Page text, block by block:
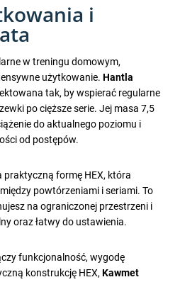
i
w treningu domowym,
użytkowanie.Hantla
tak, by wspierać regularne
po cięższe serie. Jej masa 7,5
do aktualnego poziomu i
od postępów.
formę HEX, która
powtórzeniami i seriami. To
na ograniczonej przestrzeni i
oraz łatwy do ustawienia.
funkcjonalność, wygodę
konstrukcję HEX,Kawmet